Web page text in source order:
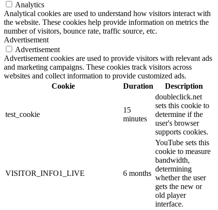
Analytics
Analytical cookies are used to understand how visitors interact with
the website. These cookies help provide information on metrics the
number of visitors, bounce rate, traffic source, etc.
Advertisement
Advertisement
Advertisement cookies are used to provide visitors with relevant ads
and marketing campaigns. These cookies track visitors across
websites and collect information to provide customized ads.
Cookie
Duration Description
test_cookie
15
minutes
doubleclick.net
sets this cookie to
determine if the
user's browser
supports cookies.
VISITOR_INFO1_LIVE 6 months
YouTube sets this
cookie to measure
bandwidth,
determining
whether the user
gets the new or
old player
interface.